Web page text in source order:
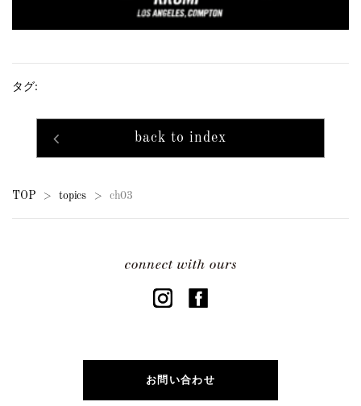
タグ:
back to index
TOP > topics > ch03
お問い合わせ